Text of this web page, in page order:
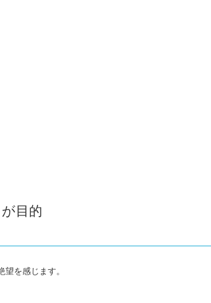
目的
を感じます。